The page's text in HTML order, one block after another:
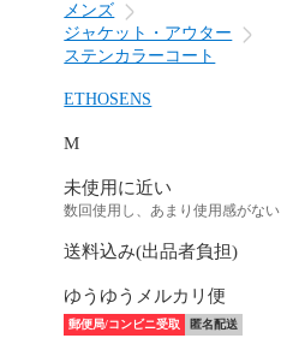
メンズ
ジャケット・アウター
ステンカラーコート
ETHOSENS
M
未使用に近い
数回使用し、あまり使用感がない
送料込み(出品者負担)
ゆうゆうメルカリ便
郵便局/コンビニ受取 匿名配送